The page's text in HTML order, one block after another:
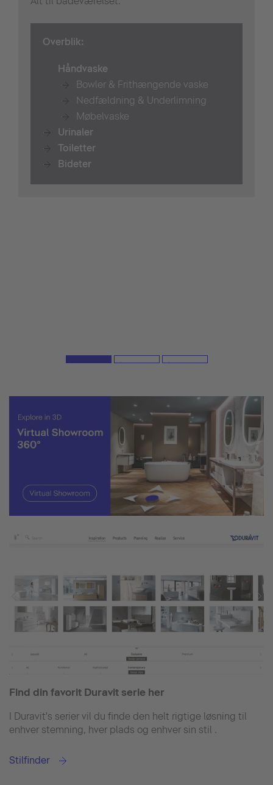
Overblik:
Håndvaske
Bowler & Frithængende vaske
Nedfældning & Underlimning
Møbelvaske
Urinaler
Toiletter
Bideter
Find din favorit Duravit serie her
I Duravit's serier vil du finde den helt rigtige løsning til
enhver stemning, hver plads og enhver sin stil .
Stilfinder